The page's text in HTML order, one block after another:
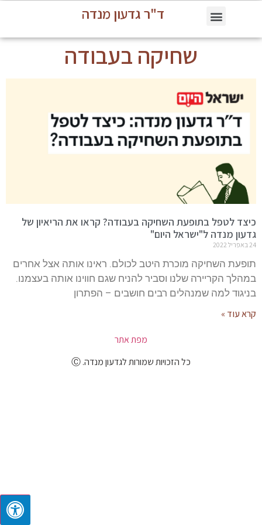
ד"ר גדעון מנדה
שחיקה בעבודה
כיצד לטפל בתופעת השחיקה בעבודה? קראו את הריאיון של
גדעון מנדה ל"ישראל היום"
24 באפריל 2022
תופעת השחיקה מוכרת היטב לכולם. ראינו אותה אצל אחרים
במהלך הקריירה שלנו וסביר להניח שגם חווינו אותה בעצמנו.
בניגוד למה שמנהלים רבים חושבים – הפתרון
קרא עוד »
מפת אתר
כל הזכויות שמורות לגדעון מנדה. Ⓒ